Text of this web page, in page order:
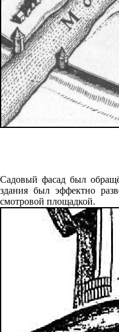
Садовый фасад был
здания был эффектно
смотровой площадкой.